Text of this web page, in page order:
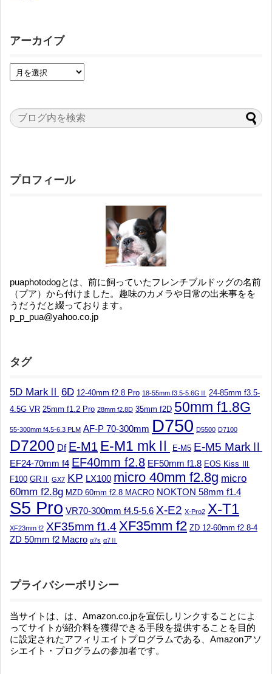
アーカイブ
プロフィール
puaphotodogとは、前に飼っていたフレンチブルドッグの名前
（プア）から付けました。趣味のカメラや日常の出来事をを
うだうだと綴っております。
p_p_pua@yahoo.co.jp
タグ
5D MarkⅡ 6D 12-40mm f2.8 Pro 18-55mm f3.5-5.6GⅡ
24-85mm f3.5-
4.5G VR 25mm f1.2 Pro 28mm f2.8D 35mm f2D 50mm f1.8G
55-300mm f4.5-6.3 PLM AF-P 70-300mm D750 D5500 D7100
D7200 Df E-M1 E-M1 mkⅡ E-M5 E-M5 MarkⅡ
EF24-70mm f4 EF40mm f2.8 EF50mm f1.8 EOS Kiss Ⅲ
F100 GRⅡ GX7 KP LX100 micro 40mm f2.8g micro
60mm f2.8g MZD 60mm f2.8 MACRO NOKTON 58mm f1.4
S5 Pro VR70-300mm f4.5-5.6 X-E2 X-Pro2 X-T1
XF23mm f2 XF35mm f1.4 XF35mm f2 ZD 12-60mm f2.8-4
ZD 50mm f2 Macro α7s α7Ⅱ
プライバシーポリシー
当サイトは、は、Amazon.co.jpを宣伝しリンクすることによ
ってサイトが紹介料を獲得できる手段を提供することを目的
に設定されたアフィリエイトプログラムである、Amazonアソ
シエイト・プログラムの参加者です。